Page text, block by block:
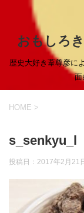
おもしろ
歴史大好き葦尊彦に
面
HOME >
s_senkyu_l
投稿日： 2017年2月21